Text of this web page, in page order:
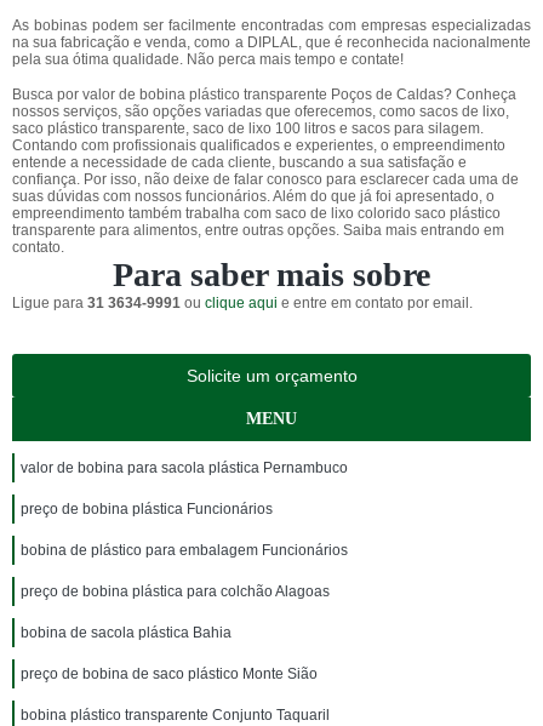
As bobinas podem ser facilmente encontradas com empresas especializadas
na sua fabricação e venda, como a DIPLAL, que é reconhecida nacionalmente
pela sua ótima qualidade. Não perca mais tempo e contate!
Busca por valor de bobina plástico transparente Poços de Caldas? Conheça
nossos serviços, são opções variadas que oferecemos, como sacos de lixo,
saco plástico transparente, saco de lixo 100 litros e sacos para silagem.
Contando com profissionais qualificados e experientes, o empreendimento
entende a necessidade de cada cliente, buscando a sua satisfação e
confiança. Por isso, não deixe de falar conosco para esclarecer cada uma de
suas dúvidas com nossos funcionários. Além do que já foi apresentado, o
empreendimento também trabalha com saco de lixo colorido saco plástico
transparente para alimentos, entre outras opções. Saiba mais entrando em
contato.
Para saber mais sobre
Ligue para 31 3634-9991 ou clique aqui e entre em contato por email.
Solicite um orçamento
MENU
valor de bobina para sacola plástica Pernambuco
preço de bobina plástica Funcionários
bobina de plástico para embalagem Funcionários
preço de bobina plástica para colchão Alagoas
bobina de sacola plástica Bahia
preço de bobina de saco plástico Monte Sião
bobina plástico transparente Conjunto Taquaril